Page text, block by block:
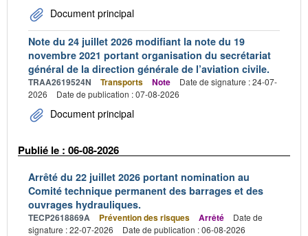
Document principal
Note du 24 juillet 2026 modifiant la note du 19
novembre 2021 portant organisation du secrétariat
général de la direction générale de l’aviation civile.
TRAA2619524N Transports Note
Date de signature : 24-07-
2026
Date de publication : 07-08-2026
Document principal
Publié le : 06-08-2026
Arrêté du 22 juillet 2026 portant nomination au
Comité technique permanent des barrages et des
ouvrages hydrauliques.
TECP2618869A Prévention des risques Arrêté
Date de
signature : 22-07-2026
Date de publication : 06-08-2026